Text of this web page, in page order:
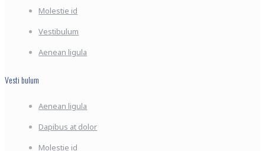
Molestie id
Vestibulum
Aenean ligula
Vesti bulum
Aenean ligula
Dapibus at dolor
Molestie id